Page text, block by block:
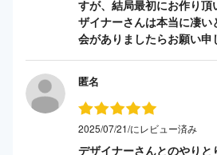
すが、結局最初にお作り
ザイナーさんは本当に凄
会がありましたらお願い申
匿名
2025/07/21/にレビュー済み
デザイナーさんとのやり